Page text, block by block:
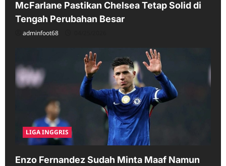
McFarlane Pastikan Chelsea Tetap Solid di
Tengah Perubahan Besar
adminfoot68
LIGA INGGRIS
Enzo Fernandez Sudah Minta Maaf Namun